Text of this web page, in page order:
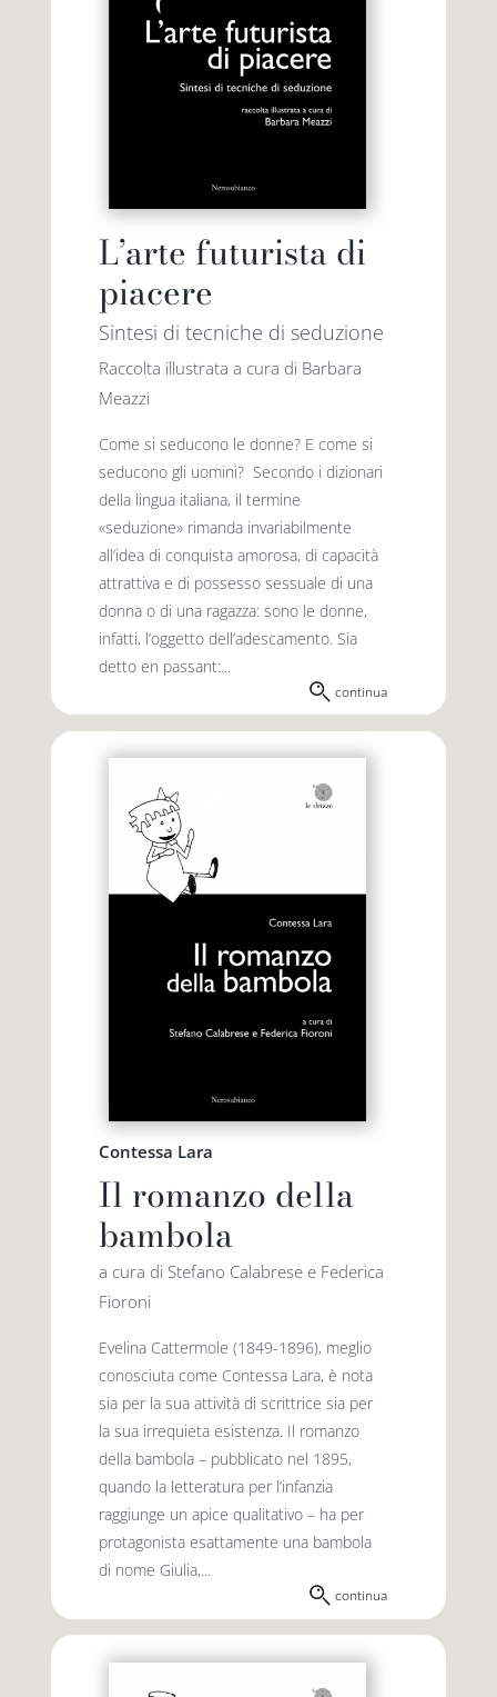
L’arte futurista di
piacere
Sintesi di tecniche di seduzione
Raccolta illustrata a cura di Barbara
Meazzi
Come si seducono le donne? E come si
seducono gli uomini? Secondo i dizionari
della lingua italiana, il termine
«seduzione» rimanda invariabilmente
all’idea di conquista amorosa, di capacità
attrattiva e di possesso sessuale di una
donna o di una ragazza: sono le donne,
infatti, l’oggetto dell’adescamento. Sia
detto en passant:...
continua
Contessa Lara
Il romanzo della
bambola
a cura di Stefano Calabrese e Federica
Fioroni
Evelina Cattermole (1849-1896), meglio
conosciuta come Contessa Lara, è nota
sia per la sua attività di scrittrice sia per
la sua irrequieta esistenza. Il romanzo
della bambola – pubblicato nel 1895,
quando la letteratura per l’infanzia
raggiunge un apice qualitativo – ha per
protagonista esattamente una bambola
di nome Giulia,...
continua